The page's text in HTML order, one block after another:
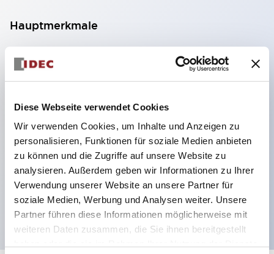
Diese Webseite verwendet Cookies
Wir verwenden Cookies, um Inhalte und Anzeigen zu
personalisieren, Funktionen für soziale Medien anbieten
zu können und die Zugriffe auf unsere Website zu
analysieren. Außerdem geben wir Informationen zu Ihrer
Verwendung unserer Website an unsere Partner für
soziale Medien, Werbung und Analysen weiter. Unsere
Partner führen diese Informationen möglicherweise mit
weiteren Daten zusammen, die Sie ihnen bereitgestellt
Hauptmerkmale
2-Kontakt-Block mit 2 Stufen, ermöglicht eine 4-
Kontakt-Konfiguration (Gewährleistung der
Paneltiefe 39,9 mm (※ 11-stufiger Kontaktblock),
59,9 mm (※ 22-stufiger Kontaktblock).
Platzsparendes Design möglich.
Sicherheitsstruktur der 3. Generation: 2-Aktions-
Freisetzung, integrierter Schutz, IP20-
Fingerschutzstruktur